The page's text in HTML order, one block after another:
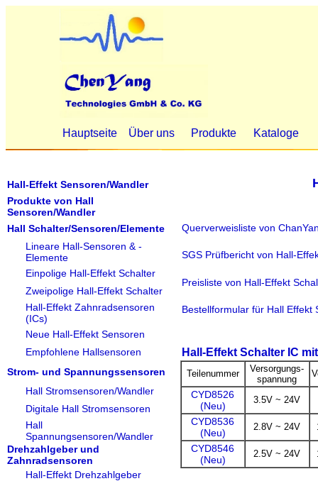
Hauptseite Über uns Produkte Kataloge
Hall-Effekt Sensoren/Wandler
Produkte von Hall
Sensoren/Wandler
Hall Schalter/Sensoren/Elemente
Lineare Hall-Sensoren & -
Elemente
Einpolige Hall-Effekt Schalter
Zweipolige Hall-Effekt Schalter
Hall-Effekt Zahnradsensoren
(ICs)
Neue Hall-Effekt Sensoren
Empfohlene Hallsensoren
Strom- und Spannungssensoren
Hall Stromsensoren/Wandler
Digitale Hall Stromsensoren
Hall
Spannungsensoren/Wandler
Drehzahlgeber und
Zahnradsensoren
Hall-Effekt Drehzahlgeber
Querverweisliste von
SGS Prüfbericht von Hall-
Preisliste von Hall-Effekt
Bestellformular für Hall Effekt
Hall-Effekt Schalter IC
Teilenummer
Versorgungs-
spannung
CYD8526
(Neu)
3.5V ~ 24V
CYD8536
(Neu)
2.8V ~ 24V
CYD8546
(Neu)
2.5V ~ 24V